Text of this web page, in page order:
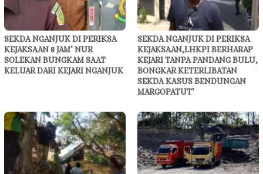
SEKDA NGANJUK DI PERIKSA
KEJAKSAAN 8 JAM’ NUR
SOLEKAN BUNGKAM SAAT
KELUAR DARI KEJARI NGANJUK
SEKDA NGANJUK DI PERIKSA
KEJAKSAAN,LHKPI BERHARAP
KEJARI TANPA PANDANG BULU,
BONGKAR KETERLIBATAN
SEKDA KASUS BENDUNGAN
MARGOPATUT’